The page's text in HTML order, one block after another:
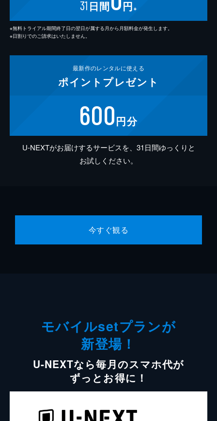
31 日間 円 ※
※無料トライアル期間終了日の翌日が属する月から月額料金が発生します。
※日割りでのご請求はいたしません。
最新作のレンタルに使える
ポイント プレゼント
600円分
U-NEXTがお届けするサービスを、31日間ゆっくりと
お試しください。
今すぐ観る
モバイルsetプランが
新登場！
U-NEXTなら毎月のスマホ代が
ずっとお得に！